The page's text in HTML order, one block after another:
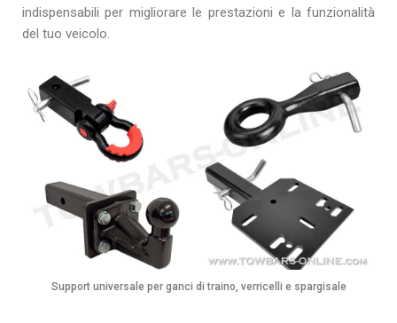
indispensabili per migliorare le prestazioni e la funzionalità
del tuo veicolo.
Support universale per ganci di traino, verricelli e spargisale